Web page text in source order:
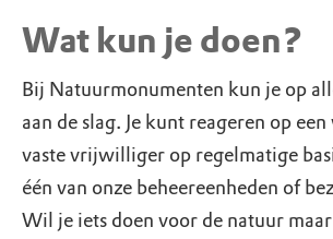
Wat kun je doen?
Bij Natuurmonumenten kun je op
aan de slag. Je kunt reageren op
vaste vrijwilliger op regelmatige
één van onze beheereenheden of
Wil je iets doen voor de natuur